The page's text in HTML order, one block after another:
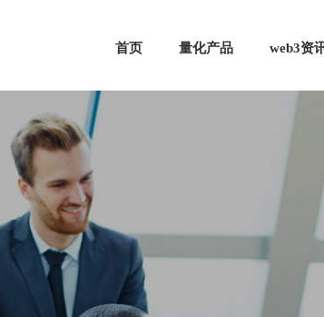
首页 量化产品 web3资